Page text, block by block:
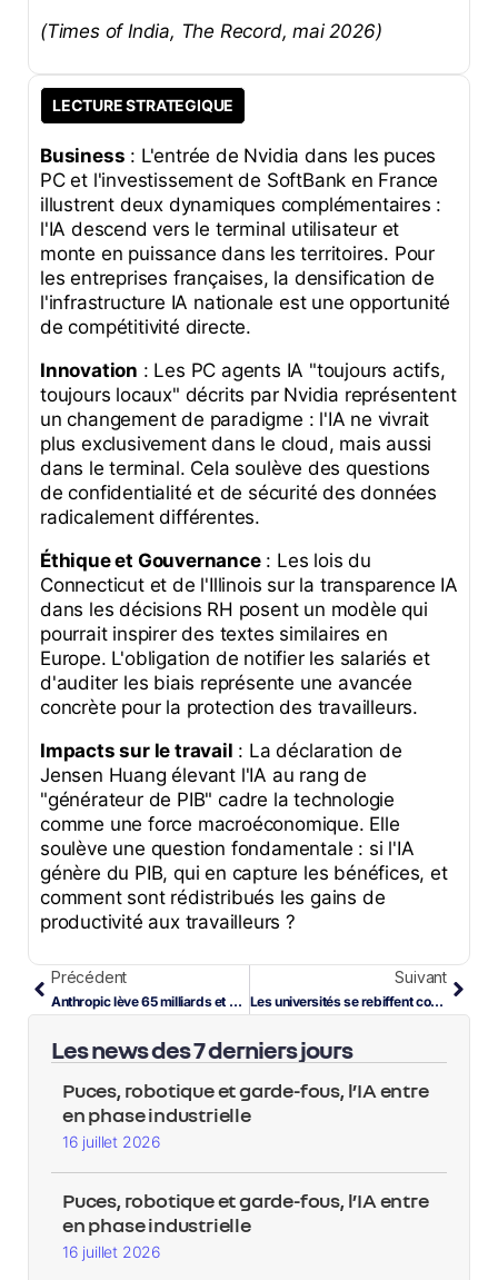
(Times of India, The Record, mai 2026)
LECTURE STRATEGIQUE
Business : L'entrée de Nvidia dans les puces
PC et l'investissement de SoftBank en France
illustrent deux dynamiques complémentaires :
l'IA descend vers le terminal utilisateur et
monte en puissance dans les territoires. Pour
les entreprises françaises, la densification de
l'infrastructure IA nationale est une opportunité
de compétitivité directe.
Innovation : Les PC agents IA "toujours actifs,
toujours locaux" décrits par Nvidia représentent
un changement de paradigme : l'IA ne vivrait
plus exclusivement dans le cloud, mais aussi
dans le terminal. Cela soulève des questions
de confidentialité et de sécurité des données
radicalement différentes.
Éthique et Gouvernance: Les lois du
Connecticut et de l'Illinois sur la transparence IA
dans les décisions RH posent un modèle qui
pourrait inspirer des textes similaires en
Europe. L'obligation de notifier les salariés et
d'auditer les biais représente une avancée
concrète pour la protection des travailleurs.
Impacts sur le travail : La déclaration de
Jensen Huang élevant l'IA au rang de
"générateur de PIB" cadre la technologie
comme une force macroéconomique. Elle
soulève une question fondamentale : si l'IA
génère du PIB, qui en capture les bénéfices, et
comment sont rédistribués les gains de
productivité aux travailleurs ?
Précédent
Anthropic lève 65 milliards et devient la startup IA la plus valorisée au monde
Suivant
Les universités se rebiffent contre l’IA, Shopify ouvre son protocole de commerce agentique
Les news des 7 derniers jours
Puces, robotique et garde-fous, l’IA entre
en phase industrielle
16 juillet 2026
Puces, robotique et garde-fous, l’IA entre
en phase industrielle
16 juillet 2026